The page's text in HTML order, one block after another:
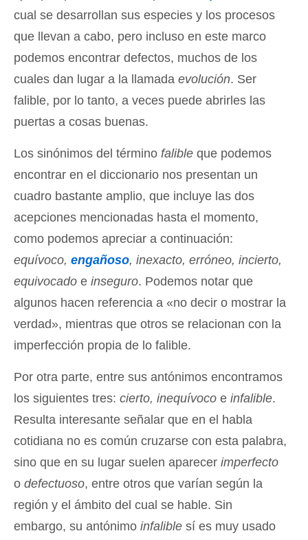
cual se desarrollan sus especies y los procesos
que llevan a cabo, pero incluso en este marco
podemos encontrar defectos, muchos de los
cuales dan lugar a la llamada evolución. Ser
falible, por lo tanto, a veces puede abrirles las
puertas a cosas buenas.
Los sinónimos del término falible que podemos
encontrar en el diccionario nos presentan un
cuadro bastante amplio, que incluye las dos
acepciones mencionadas hasta el momento,
como podemos apreciar a continuación:
equívoco, engañoso, inexacto, erróneo, incierto,
equivocado e inseguro. Podemos notar que
algunos hacen referencia a «no decir o mostrar la
verdad», mientras que otros se relacionan con la
imperfección propia de lo falible.
Por otra parte, entre sus antónimos encontramos
los siguientes tres: cierto, inequívoco e infalible.
Resulta interesante señalar que en el habla
cotidiana no es común cruzarse con esta palabra,
sino que en su lugar suelen aparecer imperfecto
o defectuoso, entre otros que varían según la
región y el ámbito del cual se hable. Sin
embargo, su antónimo infalible sí es muy usado